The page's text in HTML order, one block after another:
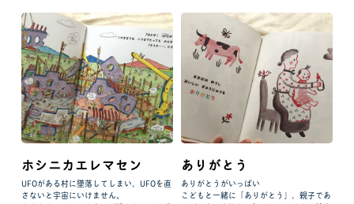
ホシニカエレマセン
UFOがある村に墜落してしまい、UFOを直
さないと宇宙にいけません。
ありがとう
ありがとうがいっぱい
こどもと一緒に「ありがとう」、親子であ